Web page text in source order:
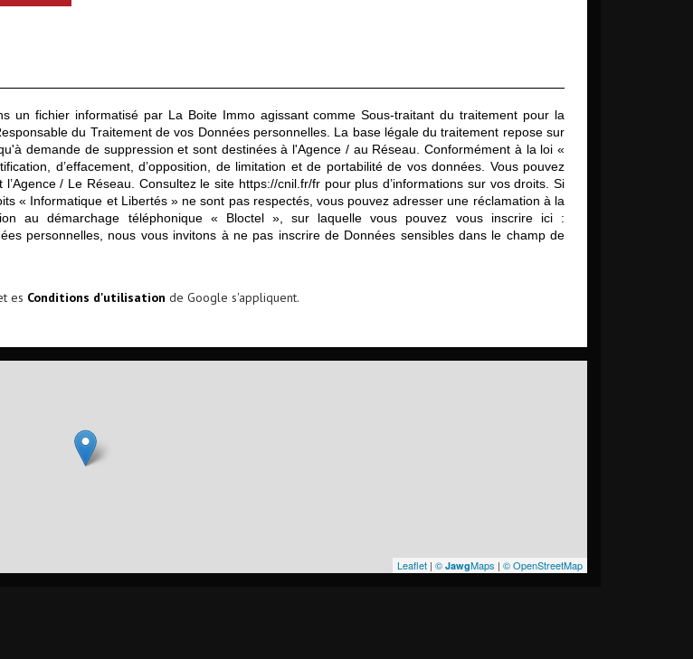
un fichier informatisé par La Boite Immo agissant comme Sous-traitant du traitement pour la
du Traitement de vos Données personnelles. La base légale du traitement repose sur
demande de suppression et sont destinées à l'Agence / au Réseau. Conformément à la loi «
d’effacement, d’opposition, de limitation et de portabilité de vos données. Vous pouvez
/ Le Réseau. Consultez le site https://cnil.fr/frpour plus d’informations sur vos droits. Si
« Informatique et Libertés » ne sont pas respectés, vous pouvez adresser une réclamation à la
au démarchage téléphonique « Bloctel », sur laquelle vous pouvez vous inscrire ici :
personnelles, nous vous invitons à ne pas inscrire de Données sensibles dans le champ de
es Conditions d'utilisation de Google s'appliquent.
Leaflet | © JawgMaps | © OpenStreetMap